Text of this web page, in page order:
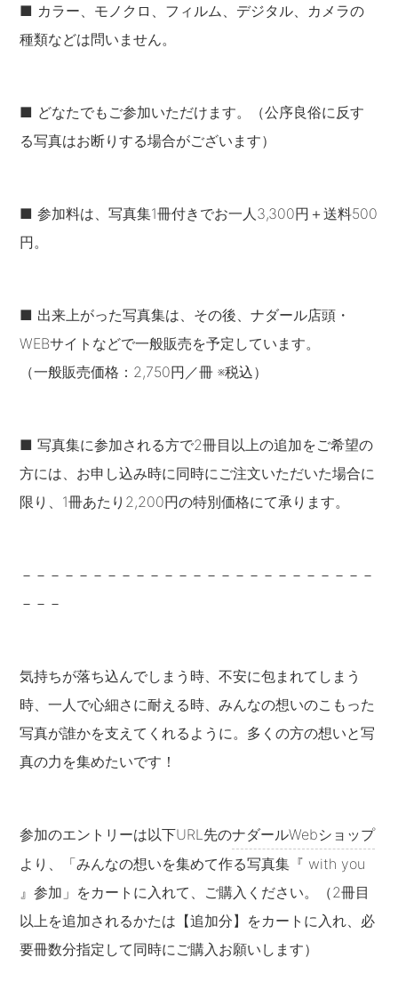
■ カラー、モノクロ、フィルム、デジタル、カメラの
種類などは問いません。
■ どなたでもご参加いただけます。（公序良俗に反す
る写真はお断りする場合がございます）
■ 参加料は、写真集1冊付きでお一人3,300円＋送料500
円。
■ 出来上がった写真集は、その後、ナダール店頭・
WEBサイトなどで一般販売を予定しています。
（一般販売価格：2,750円／冊 ※税込）
■ 写真集に参加される方で2冊目以上の追加をご希望の
方には、お申し込み時に同時にご注文いただいた場合に
限り、1冊あたり2,200円の特別価格にて承ります。
－－－－－－－－－－－－－－－－－－－－－－－－－
－－－
気持ちが落ち込んでしまう時、不安に包まれてしまう
時、一人で心細さに耐える時、みんなの想いのこもった
写真が誰かを支えてくれるように。多くの方の想いと写
真の力を集めたいです！
参加のエントリーは以下URL先のナダールWebショップ
より、「みんなの想いを集めて作る写真集『 with you
』参加」をカートに入れて、ご購入ください。（2冊目
以上を追加されるかたは【追加分】をカートに入れ、必
要冊数分指定して同時にご購入お願いします）